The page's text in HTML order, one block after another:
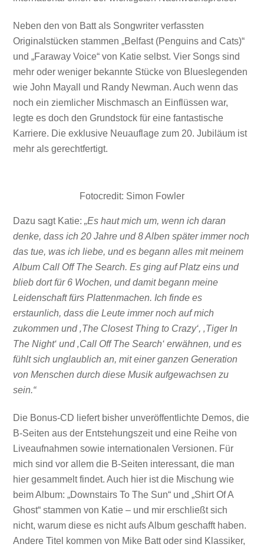
Neben den von Batt als Songwriter verfassten
Originalstücken stammen „Belfast (Penguins and Cats)“
und „Faraway Voice“ von Katie selbst. Vier Songs sind
mehr oder weniger bekannte Stücke von Blueslegenden
wie John Mayall und Randy Newman. Auch wenn das
noch ein ziemlicher Mischmasch an Einflüssen war,
legte es doch den Grundstock für eine fantastische
Karriere. Die exklusive Neuauflage zum 20. Jubiläum ist
mehr als gerechtfertigt.
Fotocredit: Simon Fowler
Dazu sagt Katie:„Es haut mich um, wenn ich daran
denke, dass ich 20 Jahre und 8 Alben später immer noch
das tue, was ich liebe, und es begann alles mit meinem
Album Call Off The Search. Es ging auf Platz eins und
blieb dort für 6 Wochen, und damit begann meine
Leidenschaft fürs Plattenmachen. Ich finde es
erstaunlich, dass die Leute immer noch auf mich
zukommen und ‚The Closest Thing to Crazy‘, ‚Tiger In
The Night‘ und ‚Call Off The Search‘ erwähnen, und es
fühlt sich unglaublich an, mit einer ganzen Generation
von Menschen durch diese Musik aufgewachsen zu
sein.“
Die Bonus-CD liefert bisher unveröffentlichte Demos, die
B-Seiten aus der Entstehungszeit und eine Reihe von
Liveaufnahmen sowie internationalen Versionen. Für
mich sind vor allem die B-Seiten interessant, die man
hier gesammelt findet. Auch hier ist die Mischung wie
beim Album: „Downstairs To The Sun“ und „Shirt Of A
Ghost“ stammen von Katie – und mir erschließt sich
nicht, warum diese es nicht aufs Album geschafft haben.
Andere Titel kommen von Mike Batt oder sind Klassiker,